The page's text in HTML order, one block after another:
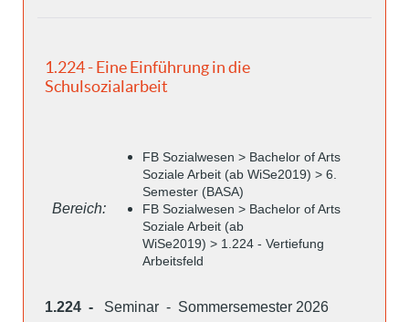
1.224 - Eine Einführung in die
Schulsozialarbeit
Bereich:
FB Sozialwesen > Bachelor of Arts
Soziale Arbeit (ab WiSe2019) > 6.
Semester (BASA)
FB Sozialwesen > Bachelor of Arts
Soziale Arbeit (ab
WiSe2019) > 1.224 - Vertiefung
Arbeitsfeld
1.224 - Seminar - Sommersemester 2026